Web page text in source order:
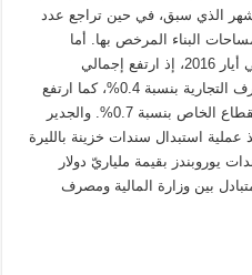
الذي سبق، في حين تراجع عدد
البناء المرخص بها. أما
النشاط المصرفي فكان جيداً نسبياً في أيار 2016، إذ ارتفع إجمالي
الموجودات/المطلوبات العائدة للمصارف التجارية بنسبة 0.4%، كما ارتفع
كل من إجمالي الودائع والتسليفات للقطاع الخاص بنسبة 0.7%. والجدير
أيار 2016، تم تنفيذ عملية استبدال سندات خزينة بالليرة
يوروبندز بقيمة ملياريّ دولار
بين وزارة المالية ومصرف